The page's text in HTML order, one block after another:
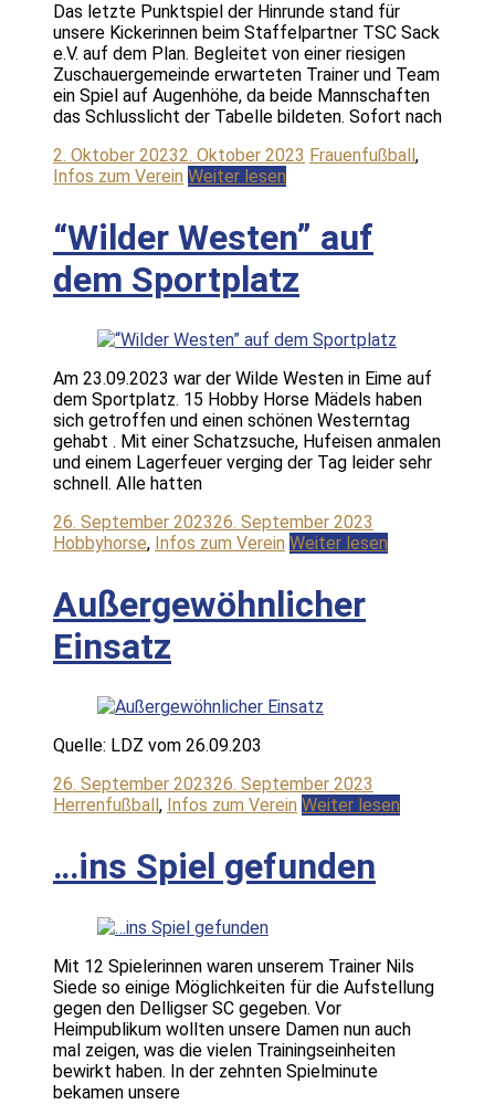
Das letzte Punktspiel der Hinrunde stand für
unsere Kickerinnen beim Staffelpartner TSC Sack
e.V. auf dem Plan. Begleitet von einer riesigen
Zuschauergemeinde erwarteten Trainer und Team
ein Spiel auf Augenhöhe, da beide Mannschaften
das Schlusslicht der Tabelle bildeten. Sofort nach
2. Oktober 20232. Oktober 2023 Frauenfußball ,
Infos zum Verein Weiter lesen
“Wilder Westen” auf
dem Sportplatz
Am 23.09.2023 war der Wilde Westen in Eime auf
dem Sportplatz. 15 Hobby Horse Mädels haben
sich getroffen und einen schönen Westerntag
gehabt . Mit einer Schatzsuche, Hufeisen anmalen
und einem Lagerfeuer verging der Tag leider sehr
schnell. Alle hatten
26. September 202326. September 2023
Hobbyhorse, Infos zum Verein Weiter lesen
Außergewöhnlicher
Einsatz
Quelle: LDZ vom 26.09.203
26. September 202326. September 2023
Herrenfußball , Infos zum Verein Weiter lesen
…ins Spiel gefunden
Mit 12 Spielerinnen waren unserem Trainer Nils
Siede so einige Möglichkeiten für die Aufstellung
gegen den Delligser SC gegeben. Vor
Heimpublikum wollten unsere Damen nun auch
mal zeigen, was die vielen Trainingseinheiten
bewirkt haben. In der zehnten Spielminute
bekamen unsere